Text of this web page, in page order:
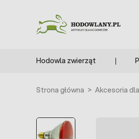
Hodowla zwierząt
Strona główna > Akcesoria